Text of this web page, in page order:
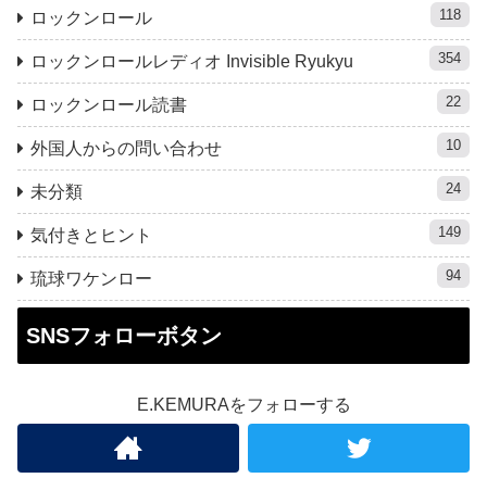
ロックンロール 118
ロックンロールレディオ Invisible Ryukyu 354
ロックンロール読書 22
外国人からの問い合わせ 10
未分類 24
気付きとヒント 149
琉球ワケンロー 94
SNSフォローボタン
E.KEMURAをフォローする